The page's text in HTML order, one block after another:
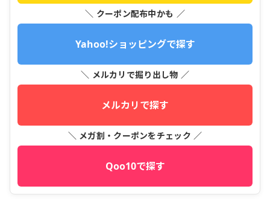
＼ クーポン配布中かも ／
Yahoo!ショッピングで探す
＼ メルカリで掘り出し物 ／
メルカリで探す
＼ メガ割・クーポンをチェック ／
Qoo10で探す